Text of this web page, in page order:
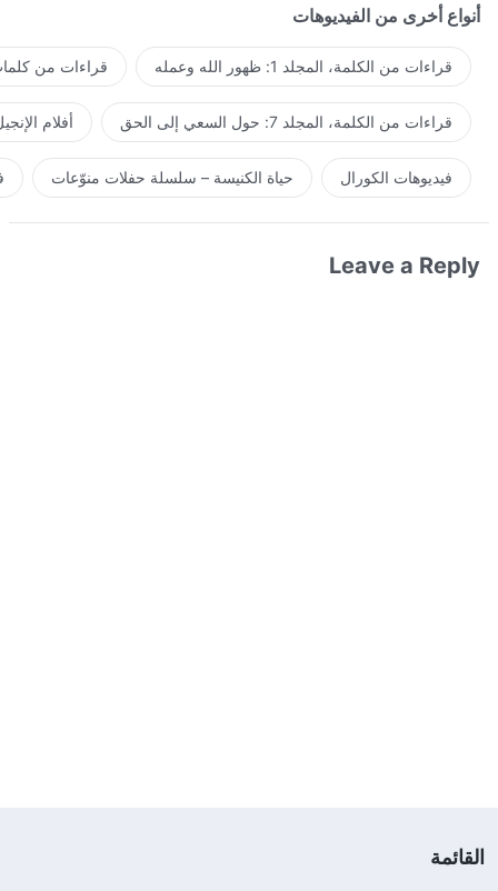
أنواع أخرى من الفيديوهات
قراءات من الكلمة، المجلد 1: ظهور الله وعمله قراءات من
قراءات من الكلمة، المجلد 7: حول السعي إلى الحق أفلام
فيديوهات الكورال حياة الكنيسة – سلسلة حفلات منوّعات
Leave a Reply
القائمة